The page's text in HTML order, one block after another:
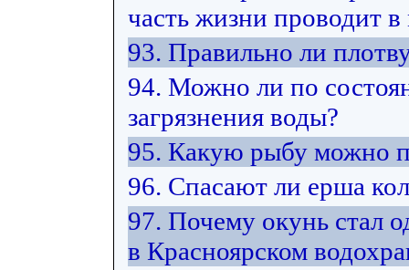
часть жизни проводит
93. Правильно ли
94. Можно ли по
загрязнения воды?
95. Какую рыбу можно
96. Спасают ли ерша
97. Почему окунь стал
в Красноярском